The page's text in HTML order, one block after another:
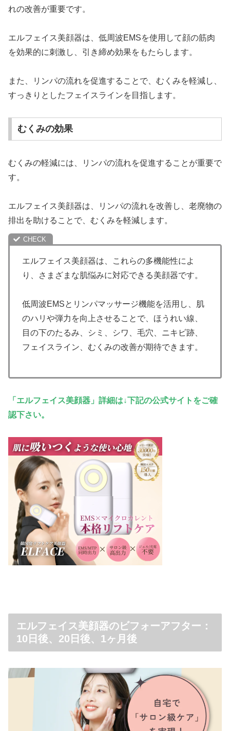
れの改善が重要です。
エルフェイス美顔器は、低周波EMSを使用して顔の筋肉
を効果的に刺激し、引き締め効果をもたらします。
また、リンパの流れを促進することで、むくみを軽減し、
すっきりとしたフェイスラインを目指します。
むくみの効果
むくみの軽減には、リンパの流れを促進することが重要で
す。
エルフェイス美顔器は、リンパの流れを改善し、老廃物の
排出を助けることで、むくみを軽減します。
エルフェイス美顔器は、これらの多機能性によ
り、さまざまな肌悩みに対応できる美顔器です。
低周波EMSとリンパマッサージ機能を活用し、肌
のハリや弾力を向上させることで、ほうれい線、
目の下のたるみ、シミ、シワ、毛穴、ニキビ跡、
フェイスライン、むくみの改善が期待できます。
「エルフェイス美顔器」詳細は↓下記の公式サイトをご確
認下さい。
エルフェイス美顔器のビフォーアフター：
10日後、20日後、1ヶ月後